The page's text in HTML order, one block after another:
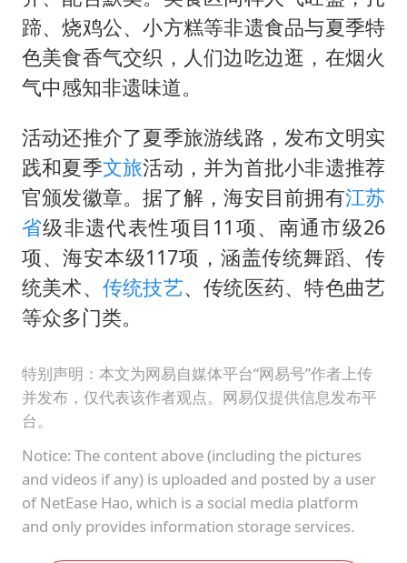
蹄、烧鸡公、小方糕等非遗食品与夏季特
色美食香气交织，人们边吃边逛，在烟火
气中感知非遗味道。
活动还推介了夏季旅游线路，发布文明实
践和夏季文旅活动，并为首批小非遗推荐
官颁发徽章。据了解，海安目前拥有江苏
省级非遗代表性项目11项、南通市级26
项、海安本级117项，涵盖传统舞蹈、传
统美术、 传统技艺、传统医药、特色曲艺
等众多门类。
特别声明：本文为网易自媒体平台“网易号”作者上传
并发布，仅代表该作者观点。网易仅提供信息发布平
台。
Notice: The content above (including the pictures
and videos if any) is uploaded and posted by a user
of NetEase Hao, which is a social media platform
and only provides information storage services.